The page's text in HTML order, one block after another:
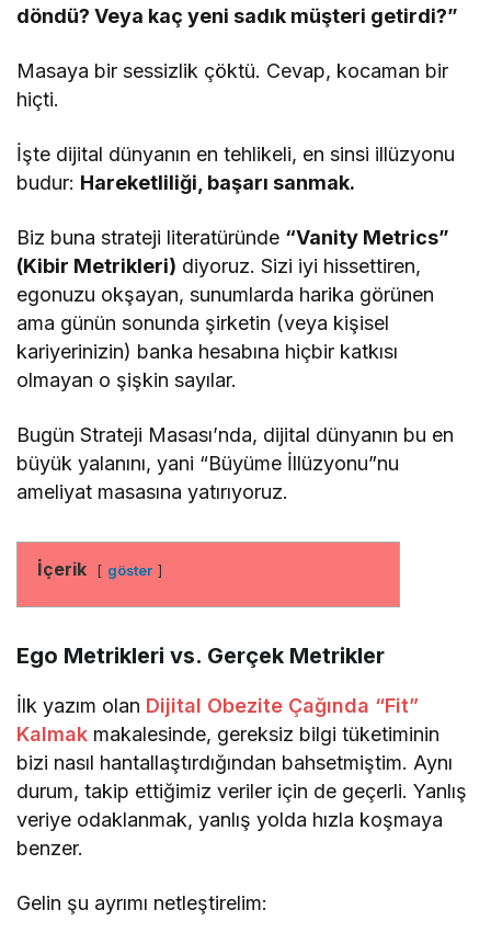
döndü? Veya kaç yeni sadık müşteri getirdi?”
Masaya bir sessizlik çöktü. Cevap, kocaman bir
hiçti.
İşte dijital dünyanın en tehlikeli, en sinsi illüzyonu
budur: Hareketliliği, başarı sanmak.
Biz buna strateji literatüründe “Vanity Metrics”
(Kibir Metrikleri) diyoruz. Sizi iyi hissettiren,
egonuzu okşayan, sunumlarda harika görünen
ama günün sonunda şirketin (veya kişisel
kariyerinizin) banka hesabına hiçbir katkısı
olmayan o şişkin sayılar.
Bugün Strateji Masası’nda, dijital dünyanın bu en
büyük yalanını, yani “Büyüme İllüzyonu”nu
ameliyat masasına yatırıyoruz.
İçerik göster
Ego Metrikleri vs. Gerçek Metrikler
İlk yazım olan Dijital Obezite Çağında “Fit”
Kalmak makalesinde, gereksiz bilgi tüketiminin
bizi nasıl hantallaştırdığından bahsetmiştim. Aynı
durum, takip ettiğimiz veriler için de geçerli. Yanlış
veriye odaklanmak, yanlış yolda hızla koşmaya
benzer.
Gelin şu ayrımı netleştirelim: